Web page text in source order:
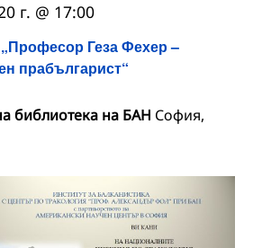
Геза Фехер –
прабългарист“
г. @ 17:00
библиотека на БАН София,